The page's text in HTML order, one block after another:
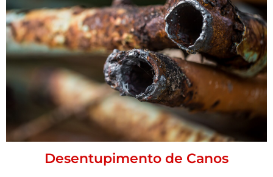
Desentupimento de Canos